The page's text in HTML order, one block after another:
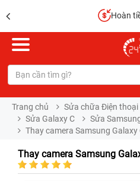
Hoàn
Trang chủ Sửa chữa Điện thoại
Sửa Galaxy C
Sửa
Thay camera Samsung Galaxy
Thay camera Samsung